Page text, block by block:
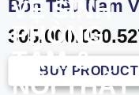
Bồn Tiểu Nam
BUY PRODUCT